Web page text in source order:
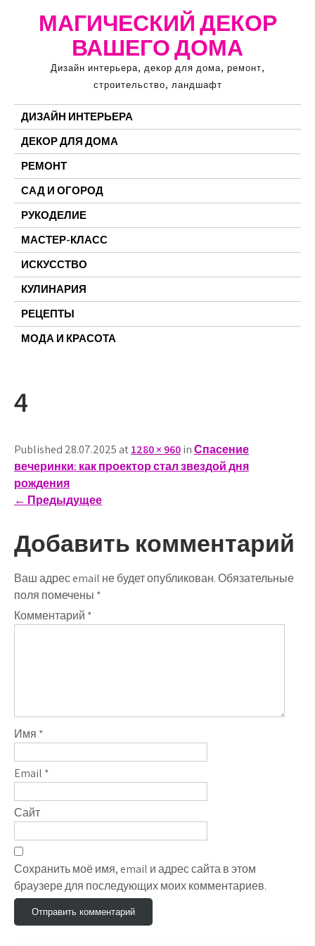
МАГИЧЕСКИЙ ДЕКОР
ВАШЕГО ДОМА
Дизайн интерьера, декор для дома, ремонт,
строительство, ландшафт
ДИЗАЙН ИНТЕРЬЕРА
ДЕКОР ДЛЯ ДОМА
РЕМОНТ
САД И ОГОРОД
РУКОДЕЛИЕ
МАСТЕР-КЛАСС
ИСКУССТВО
КУЛИНАРИЯ
РЕЦЕПТЫ
МОДА И КРАСОТА
4
Published 28.07.2025 at1280 × 960inСпасение
вечеринки: как проектор стал звездой дня
рождения
← Предыдущее
Добавить комментарий
Ваш адрес email не будет опубликован.Обязательные
поля помечены *
Комментарий *
Имя *
Email *
Сайт
Сохранить моё имя, email и адрес сайта в этом
браузере для последующих моих комментариев.